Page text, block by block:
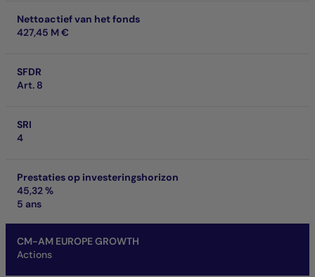
Nettoactief van het fonds
427,45 M €
SFDR
Art. 8
SRI
4
Prestaties op investeringshorizon
45,32 %
5 ans
CM-AM EUROPE GROWTH
Actions